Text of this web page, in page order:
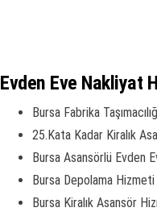
Evden Eve Nakliyat
Bursa Fabrika
25.Kata Kadar Kiralık
Bursa Asansörlü Evden
Bursa Depolama Hizmeti
Bursa Kiralık Asansör